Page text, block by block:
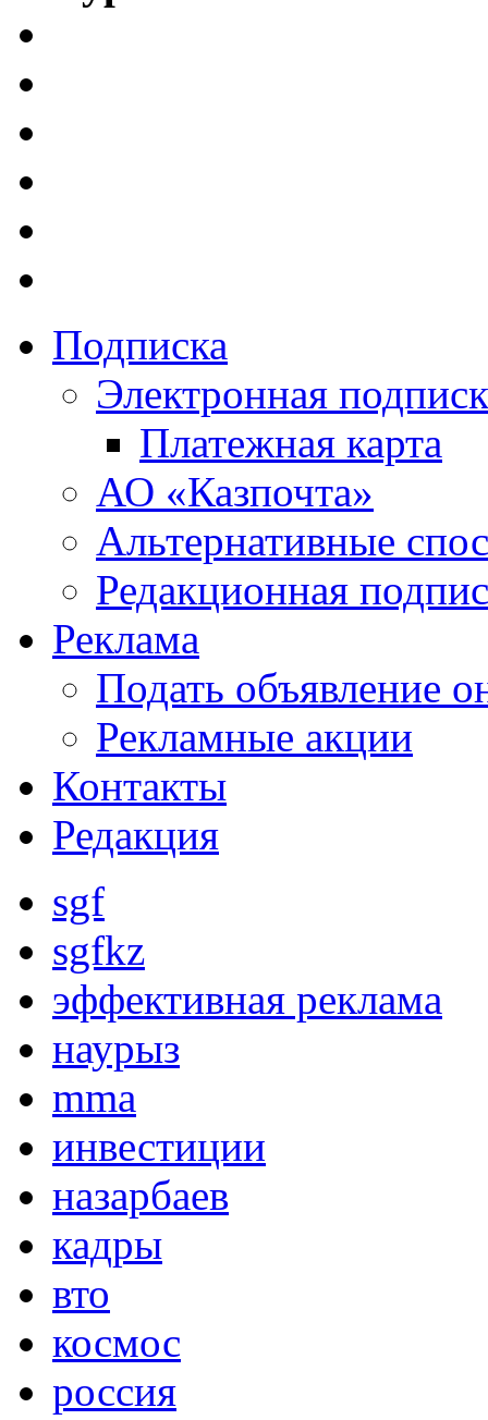
Подписка
Электронная
Платежная карта
АО «Казпочта»
Альтернативные
Редакционная
Реклама
Подать объявление
Рекламные акции
Контакты
Редакция
sgf
sgfkz
эффективная реклама
наурыз
mma
инвестиции
назарбаев
кадры
вто
космос
россия